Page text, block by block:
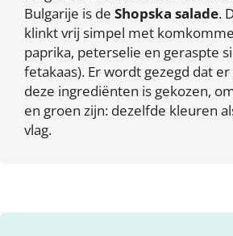
Bulgarije is de Shopska salade.
klinkt vrij simpel met
paprika, peterselie en geraspte
fetakaas). Er wordt gezegd dat
deze ingrediënten is gekozen,
en groen zijn: dezelfde kleuren
vlag.